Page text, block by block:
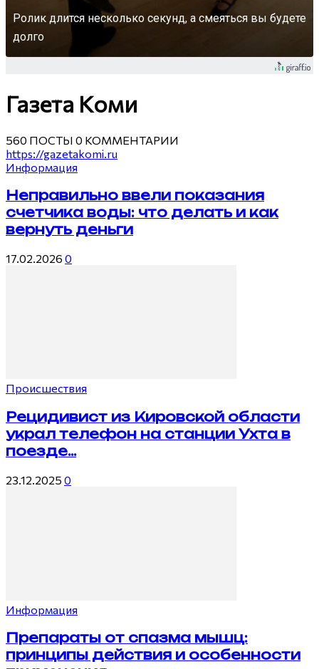
Ролик длится несколько секунд, а смеяться вы будете
долго
Газета Коми
560 ПОСТЫ 0 КОММЕНТАРИИ
https://gazetakomi.ru
Информация
Неправильно ввели показания
счетчика воды: что делать и как
вернуть деньги
17.02.2026 0
Происшествия
Рецидивист из Кировской области
украл телефон на станции Ухта в
поезде...
23.12.2025 0
Информация
Препараты от спазма мышц:
принципы действия и особенности